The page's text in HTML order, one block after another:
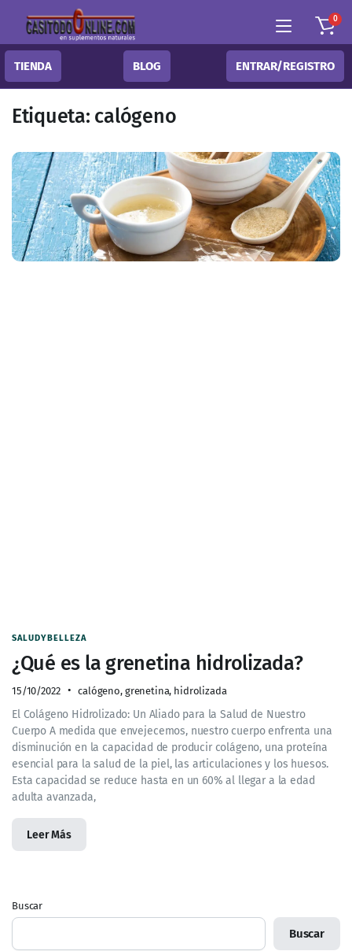
0
TIENDA BLOG ENTRAR/REGISTRO
Etiqueta: calógeno
SALUDYBELLEZA
¿Qué es la grenetina hidrolizada?
15/10/2022 calógeno, grenetina, hidrolizada
El Colágeno Hidrolizado: Un Aliado para la Salud de Nuestro
Cuerpo A medida que envejecemos, nuestro cuerpo enfrenta una
disminución en la capacidad de producir colágeno, una proteína
esencial para la salud de la piel, las articulaciones y los huesos.
Esta capacidad se reduce hasta en un 60% al llegar a la edad
adulta avanzada,
Leer Más
Buscar
Buscar